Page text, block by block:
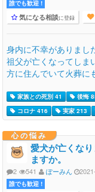
誰でも歓迎 !
気になる相談に登録
身内に不幸がありまし
祖父が亡くなってしま
方に住んでいて火葬に
家族との死別 41 後悔
コロナ 416
実家 213
心の悩み
愛犬が亡くな
ますか。
2 541 ぽーみん
誰でも歓迎 !